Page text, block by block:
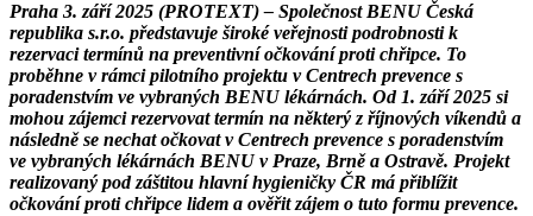
Praha 3. září 2025 (PROTEXT) – Společnost BENU Česká
republika s.r.o. představuje široké veřejnosti podrobnosti k
rezervaci termínů na preventivní očkování proti chřipce. To
proběhne v rámci pilotního projektu v Centrech prevence s
poradenstvím ve vybraných BENU lékárnách. Od 1. září 2025 si
mohou zájemci rezervovat termín na některý z říjnových víkendů a
následně se nechat očkovat v Centrech prevence s poradenstvím
ve vybraných lékárnách BENU v Praze, Brně a Ostravě. Projekt
realizovaný pod záštitou hlavní hygieničky ČR má přiblížit
očkování proti chřipce lidem a ověřit zájem o tuto formu prevence.